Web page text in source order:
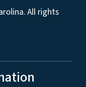
All rights